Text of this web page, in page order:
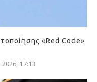
«Red Code»
17:13